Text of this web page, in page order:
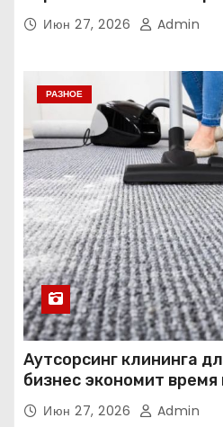
Июн 27, 2026 Admin
РАЗНОЕ
Аутсорсинг клининга
бизнес экономит время
Июн 27, 2026 Admin